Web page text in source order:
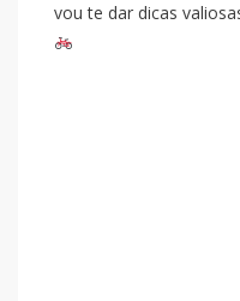
vou te dar dicas